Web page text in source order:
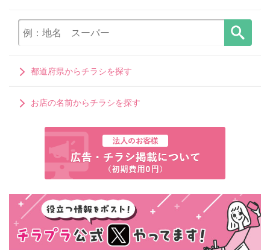
都道府県からチラシを探す
お店の名前からチラシを探す